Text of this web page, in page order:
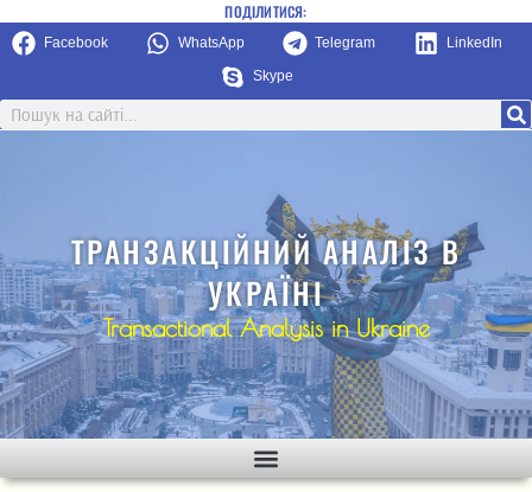
ПОДІЛИТИСЯ:
Facebook WhatsApp Telegram LinkedIn
Skype
ТРАНЗАКЦІЙНИЙ АНАЛІЗ В
УКРАЇНІ
Transactional Analysis in Ukraine